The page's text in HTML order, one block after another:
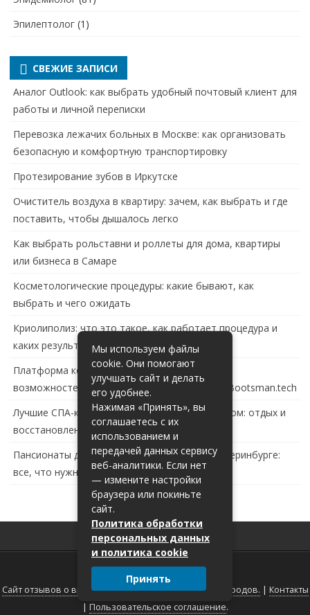
Эпилептолог (1)
СВЕЖИЕ ЗАПИСИ
Аналог Outlook: как выбрать удобный почтовый клиент для
работы и личной переписки
Перевозка лежачих больных в Москве: как организовать
безопасную и комфортную транспортировку
Протезирование зубов в Иркутске
Очиститель воздуха в квартиру: зачем, как выбрать и где
поставить, чтобы дышалось легко
Как выбрать рольставни и роллеты для дома, квартиры
или бизнеса в Самаре
Косметологические процедуры: какие бывают, как
выбрать и чего ожидать
Криолиполиз: что это такое, как работает процедура и
каких результатов ждать
Платформа контейнеризации в России: обзор
возможностей и перспектив развития сайта Bootsman.tech
Лучшие СПА-комплексы в Тольятти с бассейном: отдых и
восстановление за городом
Пансионаты для пожилых с деменцией в Екатеринбурге:
все, что нужно знать
Сайт отзывов о врачах г.Самары, Москвы и других городов. | Контакты
| Пользовательское соглашение.
Мы используем файлы
cookie. Они помогают
улучшать сайт и делать
его удобнее.
Нажимая «Принять», вы
соглашаетесь с их
использованием и
передачей данных сервису
веб-аналитики. Если нет
— измените настройки
браузера или покиньте
сайт.
Политика обработки
персональных данных
и политика cookie
Принять